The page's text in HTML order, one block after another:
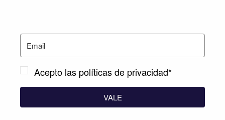
Acepto las políticas de privacidad*
VALE